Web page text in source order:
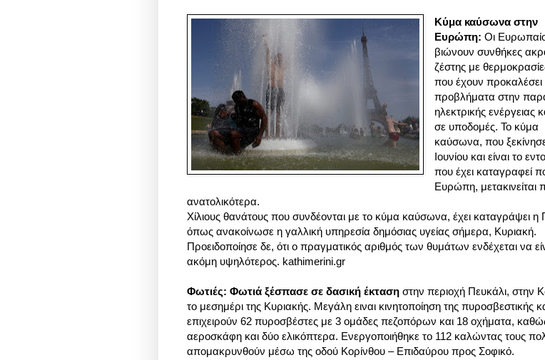
Κύμα καύσωνα στην
Ευρώπη:Οι
βιώνουν συνθήκες
ζέστης με
που έχουν προκαλέσει
προβλήματα στην
ηλεκτρικής ενέργειας
σε υποδομές. Το κύμα
καύσωνα, που
Ιουνίου και είναι το
που έχει καταγραφεί
Ευρώπη, μετακινείται
ανατολικότερα.
Χίλιους θανάτους που συνδέονται με το κύμα καύσωνα, έχει καταγράψει η
όπως ανακοίνωσε η γαλλική υπηρεσία δημόσιας υγείας σήμερα, Κυριακή.
Προειδοποίησε δε, ότι ο πραγματικός αριθμός των θυμάτων ενδέχεται να
ακόμη υψηλότερος. kathimerini.gr
Φωτιές: Φωτιά ξέσπασε σε δασική έκταση στην περιοχή Πευκάλι, στην
το μεσημέρι της Κυριακής. Μεγάλη ειναι κινητοποίηση της πυροσβεστικής
επιχειρούν 62 πυροσβέστες με 3 ομάδες πεζοπόρων και 18 οχήματα,
αεροσκάφη και δύο ελικόπτερα. Eνεργοποιήθηκε το 112 καλώντας τους
απομακρυνθούν μέσω της οδού Κορίνθου – Επιδαύρου προς Σοφικό.